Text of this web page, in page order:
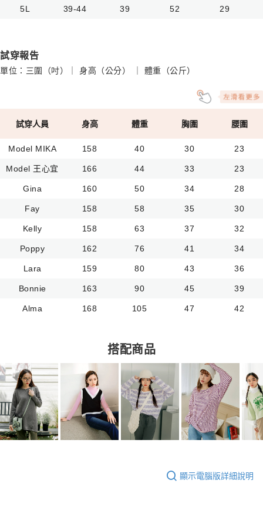
5L 39-44 39 52 29
試穿報告
單位：三圍（吋）｜ 身高（公分） ｜ 體重（公斤）
試穿人員 身高 體重 胸圍 腰圍
Model MIKA 158 40 30 23
Model 王心宜 166 44 33 23
Gina 160 50 34 28
Fay 158 58 35 30
Kelly 158 63 37 32
Poppy 162 76 41 34
Lara 159 80 43 36
Bonnie 163 90 45 39
Alma 168 105 47 42
搭配商品
顯示電腦版詳細說明